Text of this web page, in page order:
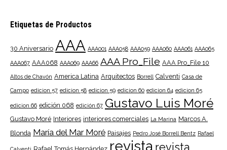
Etiquetas de Productos
30 Aniversario AAA AAA001 AAA058 AAA059 AAA060 AAA061 AAA065
AAA067 AAA068 AAA069 AAA66 AAA Pro_File AAA Pro_File 10
Altos de Chavón America Latina Arquitectos Borrell Calventi Casa de
Campo edicion 57 edicion 58 edicion 59 edicion 60 edicion 64 edicion 65
edicion 66 edición 068 edición 67 Gustavo Luis Moré
Gustavo Moré Interiores interiores comerciales La Marina Marcos A.
Blonda María del Mar Moré Paisajes Pedro José Borrell Bentz Rafael
revista revista